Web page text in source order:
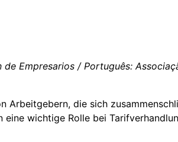
Empresarios / Português:
Arbeitgebern, die sich
wichtige Rolle bei